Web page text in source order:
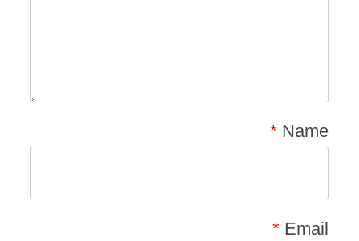
Name
*
Email
*